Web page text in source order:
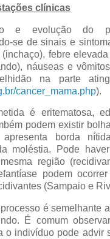
clínicas
e evolução do
se de sinais e
febre
náuseas e
na parte
cancer_mama.php).
é eritematosa,
podem existir
apresenta borda
moléstia. Pode
região
podem
(Sampaio e
é semelhante
É comum
o indivíduo pode advir